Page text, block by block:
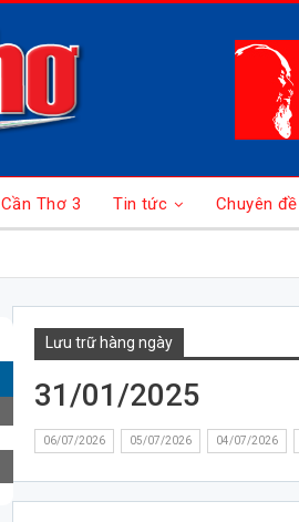
Cần Thơ 3 Tin tức Chuyên đề
Lưu trữ hàng ngày
31/01/2025
06/07/2026 05/07/2026 04/07/2026